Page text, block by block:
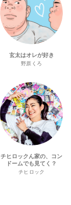
玄太はオレが好き
野原くろ
チヒロックん家の、コン
ドームでも見てく？
チヒロック